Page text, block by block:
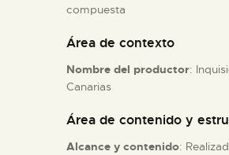
ESPAÑOL
compuesta
Área de contexto
Nombre del productor:
Canarias
Área de contenido y
Alcance y contenido: